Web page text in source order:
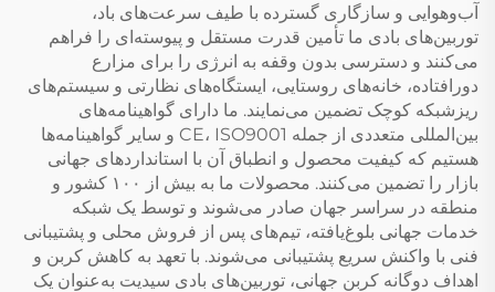
آب‌وهوایی و سازگاری گسترده با طیف سرعت‌های باد،
توربین‌های بادی ما تأمین قدرت مستقل و پیوسته‌ای را فراهم
می‌کنند و دسترسی بدون وقفه به انرژی را برای مزارع
دورافتاده، خانه‌های روستایی، ایستگاه‌های نظارتی و سیستم‌های
ریزشبکه کوچک تضمین می‌نمایند. ما دارای گواهینامه‌های
بین‌المللی متعددی از جمله CE، ISO9001 و سایر گواهینامه‌ها
هستیم که کیفیت محصول و انطباق آن با استانداردهای جهانی
بازار را تضمین می‌کنند. محصولات ما به بیش از ۱۰۰ کشور و
منطقه در سراسر جهان صادر می‌شوند و توسط یک شبکه
خدمات جهانی بلوغ‌یافته، تیم‌های پس از فروش محلی و پشتیبانی
فنی با واکنش سریع پشتیبانی می‌شوند. با تعهد به کاهش کربن و
اهداف دوگانه کربن جهانی، توربین‌های بادی سیدیت به‌عنوان یک